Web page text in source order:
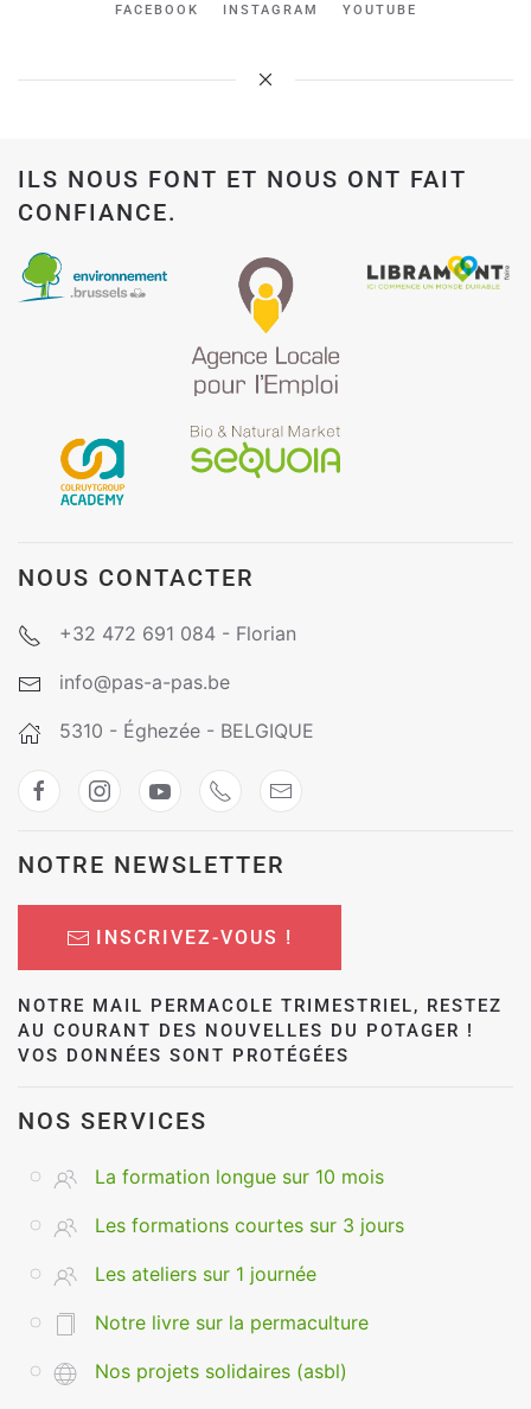
FACEBOOK INSTAGRAM YOUTUBE
ILS NOUS FONT ET NOUS ONT FAIT
CONFIANCE.
NOUS CONTACTER
+32 472 691 084 - Florian
info@pas-a-pas.be
5310 - Éghezée - BELGIQUE
NOTRE NEWSLETTER
INSCRIVEZ-VOUS !
NOTRE MAIL PERMACOLE TRIMESTRIEL, RESTEZ
AU COURANT DES NOUVELLES DU POTAGER !
VOS DONNÉES SONT PROTÉGÉES
NOS SERVICES
La formation longue sur 10 mois
Les formations courtes sur 3 jours
Les ateliers sur 1 journée
Notre livre sur la permaculture
Nos projets solidaires (asbl)